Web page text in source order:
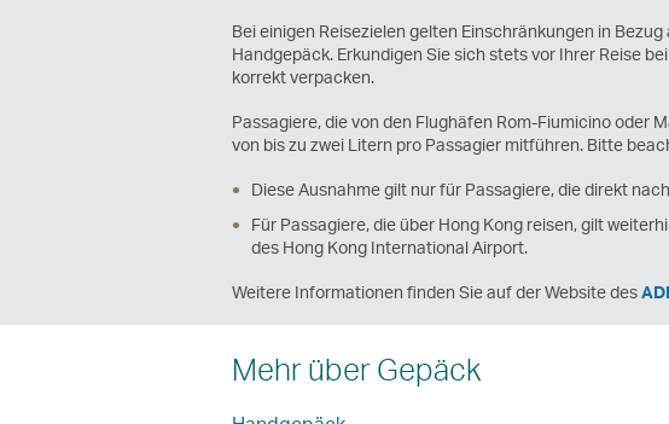
Bei einigen Reisezielen gelten Einschränkungen in
Handgepäck. Erkundigen Sie sich stets vor Ihrer Reise
korrekt verpacken.
Passagiere, die von den Flughäfen Rom-Fiumicino oder
von bis zu zwei Litern pro Passagier mitführen. Bitte
Diese Ausnahme gilt nur für Passagiere, die direkt
Für Passagiere, die über Hong Kong reisen, gilt
des Hong Kong International Airport.
Weitere Informationen finden Sie auf der Website des
Mehr über Gepäck